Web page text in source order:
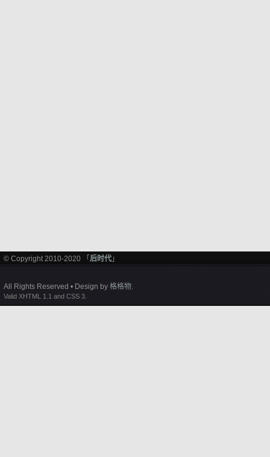
© Copyright 2010-2020 「 后时代 」
All Rights Reserved • Design by 格格物.
Valid XHTML 1.1 and CSS 3.